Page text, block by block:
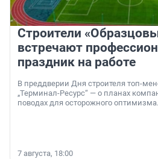
Строители
встречают
праздник на работе
В преддверии Дня строителя топ-
„Терминал-Ресурс“ — о планах
поводах для осторожного оптимизма.
7 августа, 18:00